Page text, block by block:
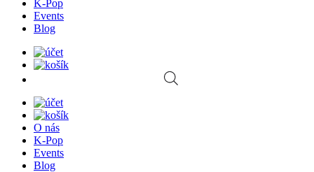
K-Pop
Events
Blog
O nás
K-Pop
Events
Blog